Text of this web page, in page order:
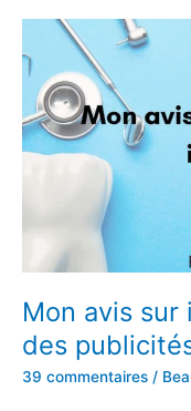
grands
réseaux
salons
de
Mon avis sur
des
39 commentaires /